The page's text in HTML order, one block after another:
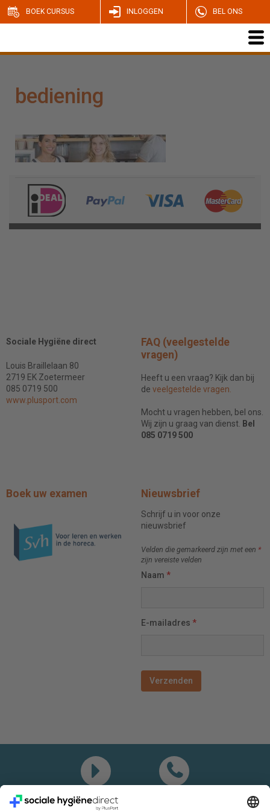
BOEK CURSUS INLOGGEN BEL ONS
bediening
Sociale Hygiëne direct
Louis Braillelaan 80
2719 EK Zoetermeer
085 0719 500
www.plusport.com
FAQ (veelgestelde
vragen)
Heeft u een vraag? Kijk dan bij
de veelgestelde vragen.
Mocht u vragen hebben, bel ons.
Wij zijn u graag van dienst. Bel
085 0719 500
Boek uw examen Nieuwsbrief
Schrijf u in voor onze
nieuwsbrief
Velden die gemarkeerd zijn met een *
zijn vereiste velden
Naam *
E-mailadres *
Demo